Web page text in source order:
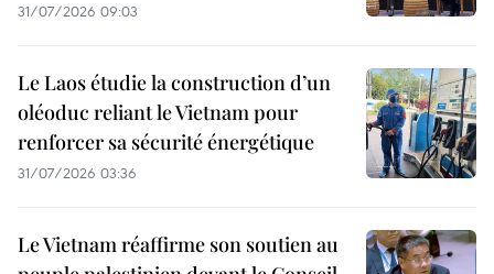
31/07/2026 09:03
Le Laos étudie la construction d’un
oléoduc reliant le Vietnam pour
renforcer sa sécurité énergétique
31/07/2026 03:36
Le Vietnam réaffirme son soutien au